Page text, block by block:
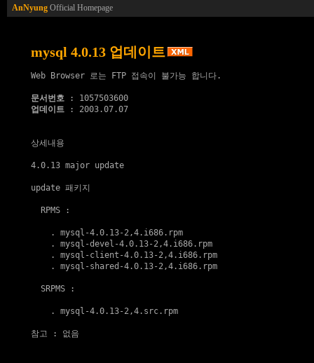
AnNyung Official Homepage
mysql 4.0.13 업데이트
Web Browser 로는 FTP 접속이 불가능 합니다.
문서번호
업데이트 : 2003.07.07
상세내용
4.0.13 major update
update 패키지
  RPMS :
    .
mysql-4.0.13-2,4.i686.rpm
    .
mysql-devel-4.0.13-2,4.i686.rpm
    .
mysql-client-4.0.13-2,4.i686.rpm
    .
mysql-shared-4.0.13-2,4.i686.rpm
  SRPMS :
    .
mysql-4.0.13-2,4.src.rpm
참고 : 없음